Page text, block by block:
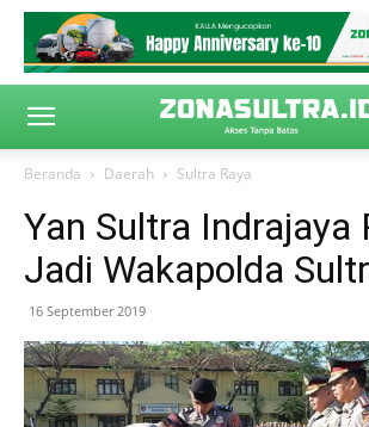
Beranda Daerah Sultra Raya
Yan Sultra Indrajaya
Jadi Wakapolda
16 September 2019